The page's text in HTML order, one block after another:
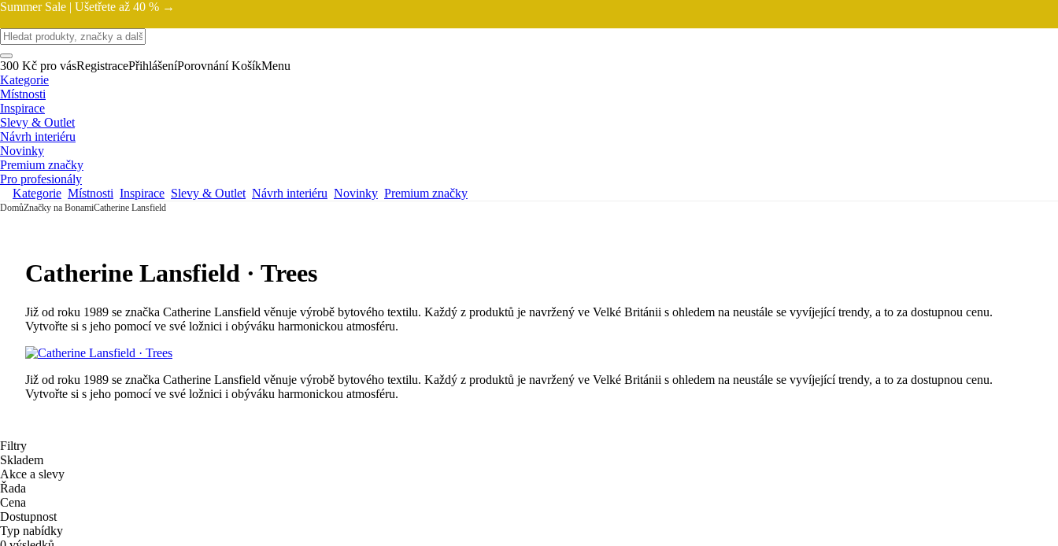
Summer Sale | Ušetřete až 40 % →
300 Kč pro vásRegistracePřihlášeníPorovnání KošíkMenu
Kategorie
Místnosti
Inspirace
Slevy & Outlet
Návrh interiéru
Novinky
Premium značky
Pro profesionály
Kategorie Místnosti Inspirace Slevy & Outlet Návrh interiéru Novinky Premium značky
DomůZnačky na BonamiCatherine Lansfield
Catherine Lansfield · Trees
Již od roku 1989 se značka Catherine Lansfield věnuje výrobě bytového textilu. Každý z produktů je navržený ve Velké Británii s ohledem na neustále se vyvíjející trendy, a to za dostupnou cenu.
Vytvořte si s jeho pomocí ve své ložnici i obýváku harmonickou atmosféru.
Již od roku 1989 se značka Catherine Lansfield věnuje výrobě bytového textilu. Každý z produktů je navržený ve Velké Británii s ohledem na neustále se vyvíjející trendy, a to za dostupnou cenu.
Vytvořte si s jeho pomocí ve své ložnici i obýváku harmonickou atmosféru.
Filtry
Skladem
Akce a slevy
Řada
Cena
Dostupnost
Typ nabídky